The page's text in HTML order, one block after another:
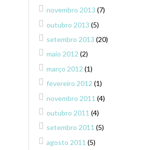
novembro 2013 (7)
outubro 2013 (5)
setembro 2013 (20)
maio 2012 (2)
março 2012 (1)
fevereiro 2012 (1)
novembro 2011 (4)
outubro 2011 (4)
setembro 2011 (5)
agosto 2011 (5)